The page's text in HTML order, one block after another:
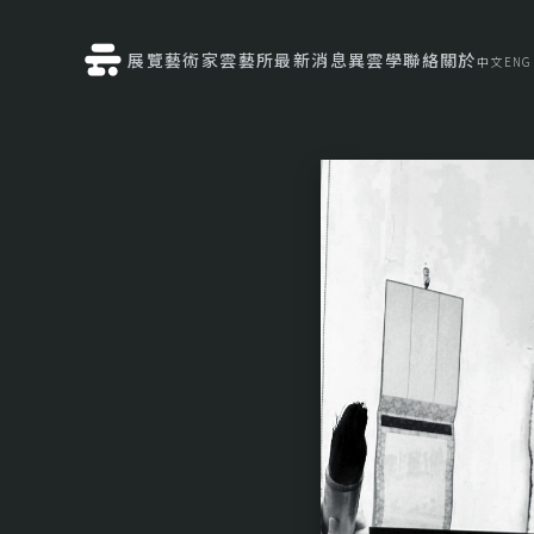
展覽藝術家雲藝所最新消息異雲學聯絡關於中文